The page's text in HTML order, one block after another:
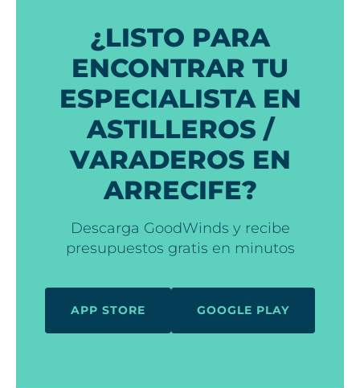
¿LISTO PARA
ENCONTRAR TU
ESPECIALISTA EN
ASTILLEROS /
VARADEROS EN
ARRECIFE?
Descarga GoodWinds y recibe
presupuestos gratis en minutos
APP STORE GOOGLE PLAY